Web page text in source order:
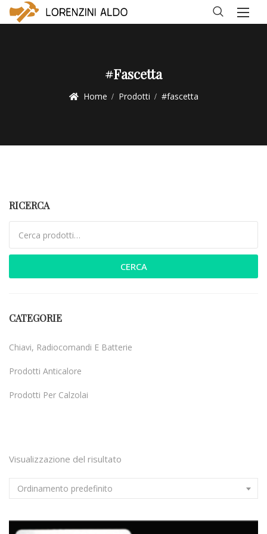
#fascetta
Home Prodotti #fascetta
RICERCA
CERCA
CATEGORIE
Chiavi, Radiocomandi E Batterie
Prodotti Anticalore
Prodotti Per Calzolai
Visualizzazione del risultato
Ordinamento predefinito